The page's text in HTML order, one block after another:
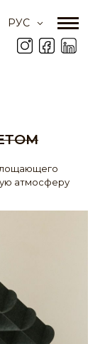
РУС
атмосферу